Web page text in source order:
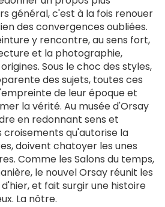
général, c'est à la fois renouer
des convergences oubliées.
y rencontre, au sens fort,
et la photographie,
Sous le choc des styles,
des sujets, toutes ces
de leur époque et
la vérité. Au musée d'Orsay
en redonnant sens et
croisements qu'autorise la
doivent chatoyer les unes
Comme les Salons du temps,
le nouvel Orsay réunit les
et fait surgir une histoire
La nôtre.